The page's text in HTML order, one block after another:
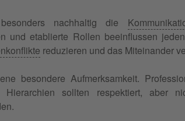
nachhaltig die
und etablierte Rollen beeinflussen
reduzieren und das Miteinander
besondere Aufmerksamkeit.
Hierarchien sollten respektiert, aber